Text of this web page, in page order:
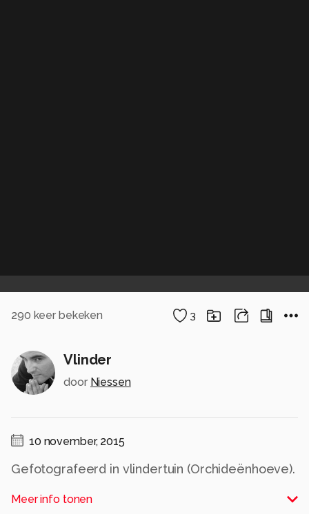
290 keer bekeken 3
Vlinder
door Niessen
10 november, 2015
Gefotografeerd in vlindertuin (Orchideënhoeve).
Alle rechten voorbehouden
Meer info tonen